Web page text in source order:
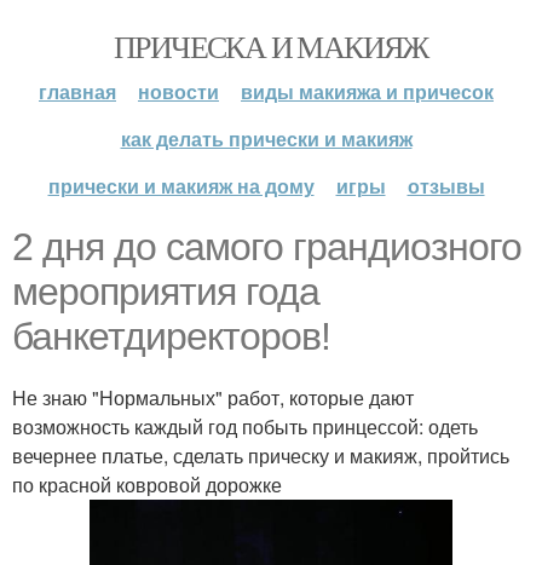
ПРИЧЕСКА И МАКИЯЖ
главная новости
виды макияжа и причесок
как делать прически и макияж
прически и макияж на дому
игры отзывы
2 дня до самого грандиозного
мероприятия года
банкетдиректоров!
Не знаю "Нормальных" работ, которые дают
возможность каждый год побыть принцессой: одеть
вечернее платье, сделать прическу и макияж, пройтись
по красной ковровой дорожке